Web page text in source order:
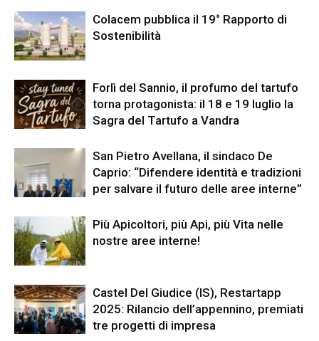
Colacem pubblica il 19° Rapporto di
Sostenibilità
Forlì del Sannio, il profumo del tartufo
torna protagonista: il 18 e 19 luglio la
Sagra del Tartufo a Vandra
San Pietro Avellana, il sindaco De
Caprio: “Difendere identità e tradizioni
per salvare il futuro delle aree interne”
Più Apicoltori, più Api, più Vita nelle
nostre aree interne!
Castel Del Giudice (IS), Restartapp
2025: Rilancio dell’appennino, premiati
tre progetti di impresa